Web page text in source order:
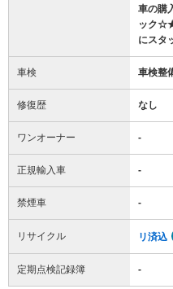
車の購
ック
にスタ
車検 車検整
修復歴 なし
ワンオーナー -
正規輸入車 -
禁煙車 -
リサイクル リ済込
定期点検記録簿 -